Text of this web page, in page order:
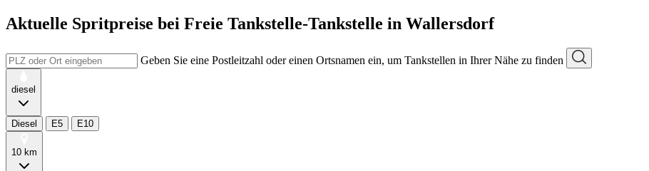
Aktuelle Spritpreise bei Freie Tankstelle-Tankstelle in Wallersdorf
Geben Sie eine Postleitzahl oder einen Ortsnamen ein, um Tankstellen in Ihrer Nähe zu finden
diesel
Diesel E5 E10
10 km